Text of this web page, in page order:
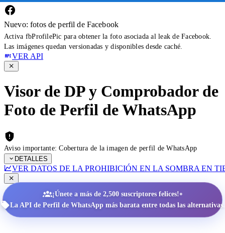
Nuevo: fotos de perfil de Facebook
Activa fbProfilePic para obtener la foto asociada al leak de Facebook.
Las imágenes quedan versionadas y disponibles desde caché.
VER API
Visor de DP y Comprobador de
Foto de Perfil de WhatsApp
Aviso importante: Cobertura de la imagen de perfil de WhatsApp
DETALLES
VER DATOS DE LA PROHIBICIÓN EN LA SOMBRA EN
¡Únete a más de 2,500 suscriptores felices!•
La API de Perfil de WhatsApp más barata entre todas las alternativas.